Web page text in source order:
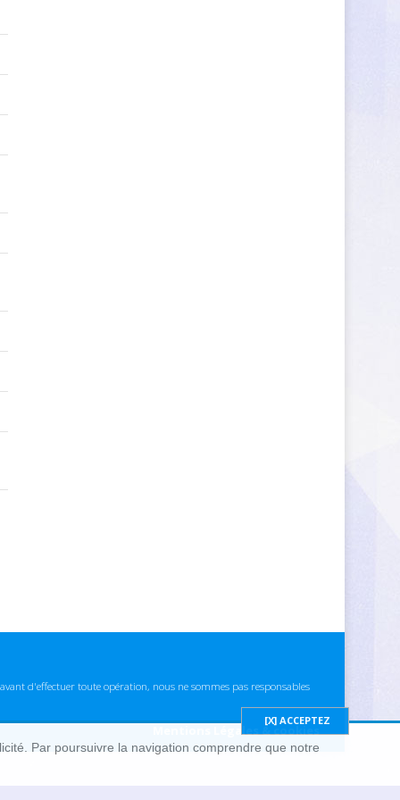
d'effectuer toute opération, nous ne sommes pas responsables
Mentions Légales & cookies
Par poursuivre la navigation comprendre que notre